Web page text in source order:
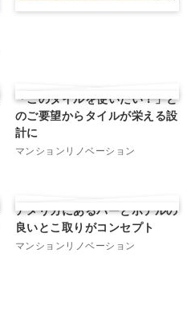
「このタイルを使いたい！」と
のご要望からタイルが栄える設
計に
マンションリノベーション
アメリカにあるバーとホテルの
良いとこ取りがコンセプト
マンションリノベーション